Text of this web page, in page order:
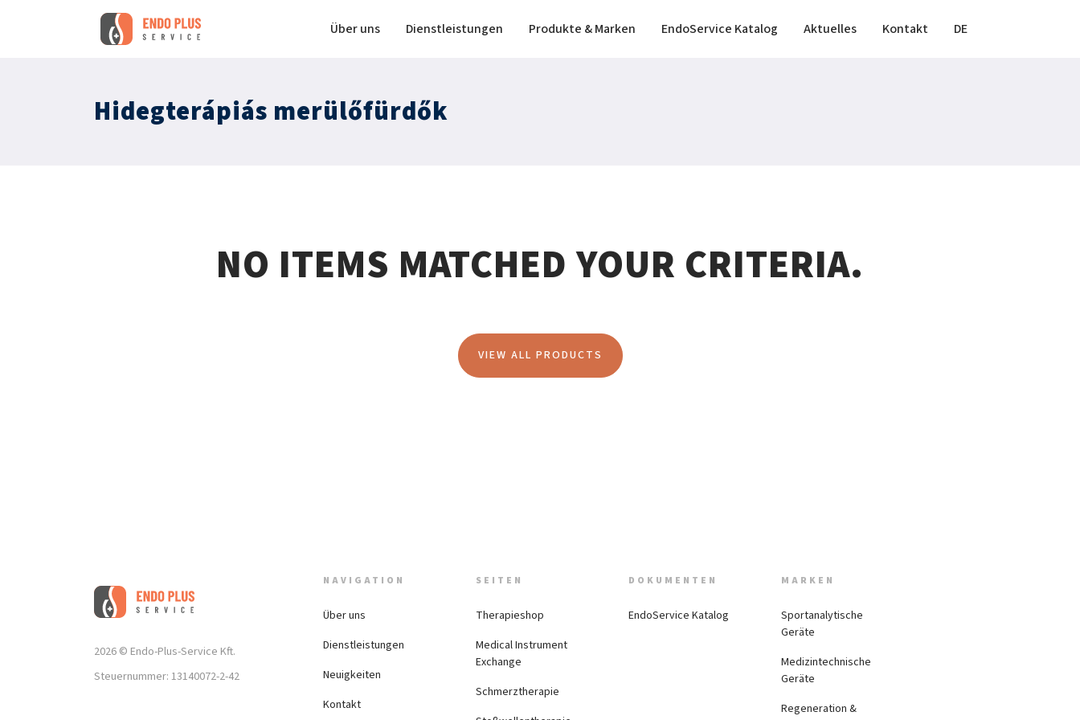
Über uns Dienstleistungen Produkte & Marken EndoService Katalog Aktuelles Kontakt DE
Hidegterápiás merülőfürdők
NO ITEMS MATCHED YOUR CRITERIA.
VIEW ALL PRODUCTS
2026 © Endo-Plus-Service Kft.
Steuernummer: 13140072-2-42
NAVIGATION
Über uns
Dienstleistungen
Neuigkeiten
Kontakt
SEITEN
Therapieshop
Medical Instrument
Exchange
Schmerztherapie
DOKUMENTEN
EndoService Katalog
MARKEN
Sportanalytische
Geräte
Medizintechnische
Geräte
Regeneration &